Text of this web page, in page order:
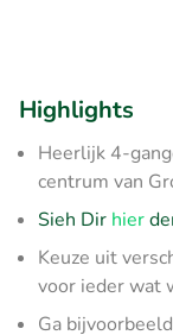
Highlights
Heerlijk 4-
centrum van
Sieh Dir hier
Keuze uit
voor ieder wat
Ga